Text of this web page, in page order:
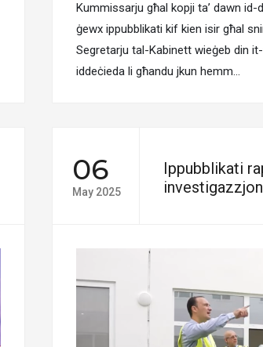
Kummissarju għal kopji ta’ dawn
ġewx ippubblikati kif kien isir għal
Segretarju tal-Kabinett wieġeb din
iddeċieda li għandu jkun hemm…
06
May 2025
Ippubblikati